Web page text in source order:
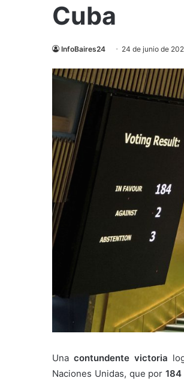
Cuba
InfoBaires24 24 de junio de
Una contundente victoria
Naciones Unidas, que por